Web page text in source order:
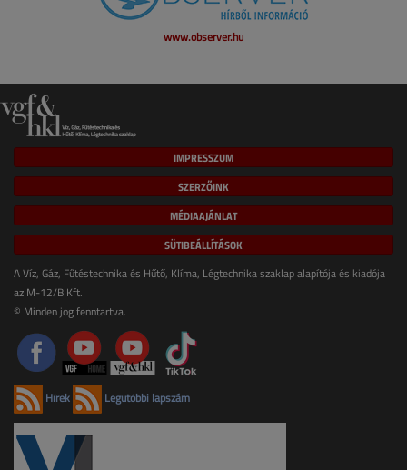
www.observer.hu
IMPRESSZUM
SZERZŐINK
MÉDIAAJÁNLAT
SÜTIBEÁLLÍTÁSOK
A Víz, Gáz, Fűtéstechnika és Hűtő, Klíma, Légtechnika szaklap alapítója és kiadója
az M-12/B Kft.
© Minden jog fenntartva.
Hírek Legutóbbi lapszám